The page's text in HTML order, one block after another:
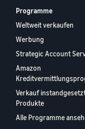
Programme
Weltweit verkaufen
Werbung
Strategic Account
Amazon
Verkauf
Produkte
Alle Programme